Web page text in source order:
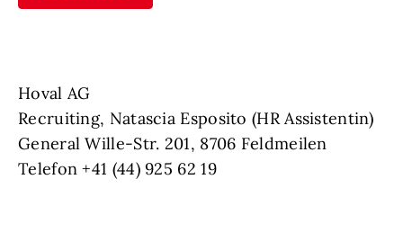
Hoval AG
Recruiting, Natascia Esposito (HR Assistentin)
General Wille-Str. 201, 8706 Feldmeilen
Telefon +41 (44) 925 62 19